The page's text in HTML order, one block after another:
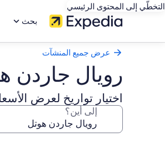
التخطّي إلى المحتوى الرئيسي
بحث
عرض جميع المنشآت
رويال جاردن
اختيار تواريخ لعرض
إلى أين؟